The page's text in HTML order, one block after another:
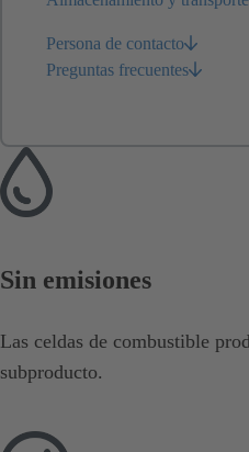
Persona de contacto
Preguntas frecuentes
Sin emisiones
Las celdas de combustible
subproducto.